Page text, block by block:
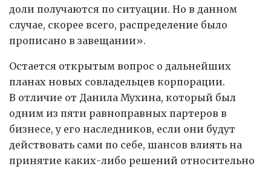
доли получаются по ситуации. Но в данном
случае, скорее всего, распределение было
прописано в завещании».
Остается открытым вопрос о дальнейших
планах новых совладельцев корпорации.
В отличие от Данила Мухина, который был
одним из пяти равноправных партеров в
бизнесе, у его наследников, если они будут
действовать сами по себе, шансов влиять на
принятие каких-либо решений относительно